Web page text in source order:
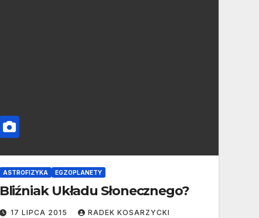
ASTROFIZYKA EGZOPLANETY
Bliźniak Układu Słonecznego?
17 LIPCA 2015 RADEK KOSARZYCKI